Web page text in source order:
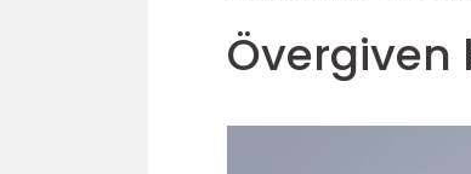
Övergiven